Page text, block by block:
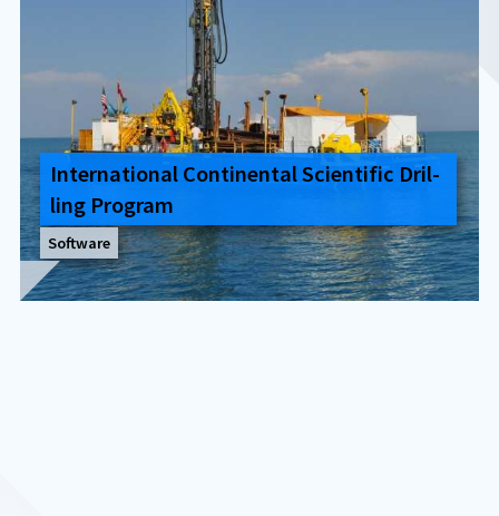
In­ter­na­tio­nal Con­ti­nen­tal Sci­en­ti­fic Dril­
ling Pro­gram
Software